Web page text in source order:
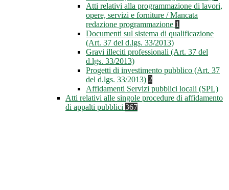
Atti relativi alla programmazione di lavori,
opere, servizi e forniture / Mancata
redazione programmazione 1
Documenti sul sistema di qualificazione
(Art. 37 del d.lgs. 33/2013)
Gravi illeciti professionali (Art. 37 del
d.lgs. 33/2013)
Progetti di investimento pubblico (Art. 37
del d.lgs. 33/2013) 2
Affidamenti Servizi pubblici locali (SPL)
Atti relativi alle singole procedure di affidamento
di appalti pubblici 367